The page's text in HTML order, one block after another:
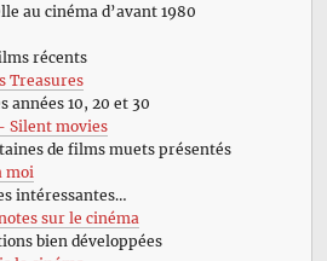
au cinéma d’avant 1980
récents
Treasures
années 10, 20 et 30
Silent movies
de films muets présentés
moi
intéressantes…
sur le cinéma
bien développées